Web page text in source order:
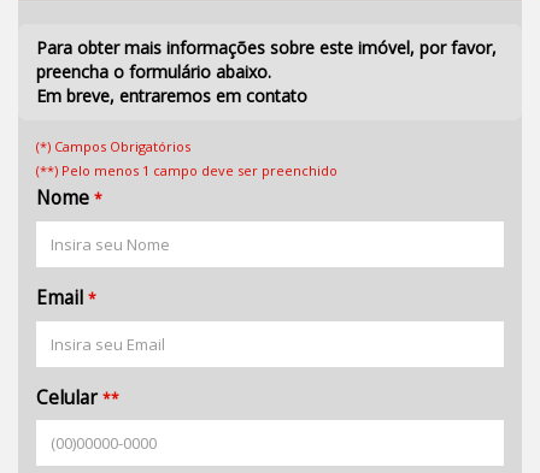
Para obter mais informações sobre este imóvel, por favor,
preencha o formulário abaixo.
Em breve, entraremos em contato
(*) Campos Obrigatórios
(**) Pelo menos 1 campo deve ser preenchido
Nome *
Email *
Celular **